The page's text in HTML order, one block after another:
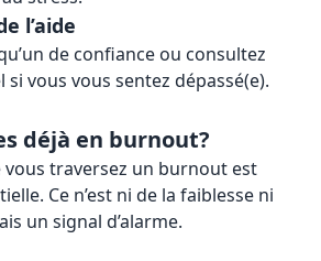
l’aide
de confiance ou consultez
vous vous sentez dépassé(e).
déjà en burnout?
vous traversez un burnout est
Ce n’est ni de la faiblesse ni
un signal d’alarme.